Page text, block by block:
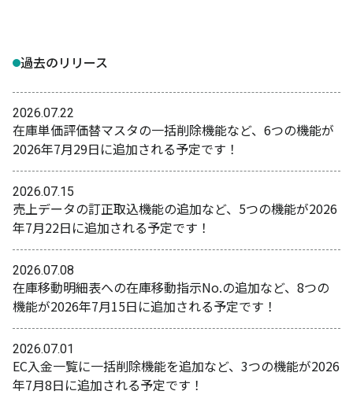
過去のリリース
2026.07.22
在庫単価評価替マスタの一括削除機能など、6つの機能が
2026年7月29日に追加される予定です！
2026.07.15
売上データの訂正取込機能の追加など、5つの機能が2026
年7月22日に追加される予定です！
2026.07.08
在庫移動明細表への在庫移動指示No.の追加など、8つの
機能が2026年7月15日に追加される予定です！
2026.07.01
EC入金一覧に一括削除機能を追加など、3つの機能が2026
年7月8日に追加される予定です！